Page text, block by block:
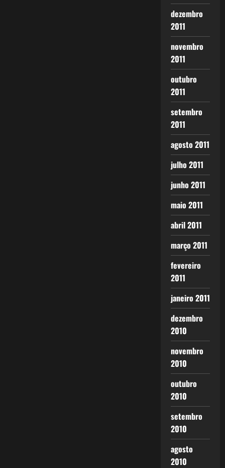
dezembro
2011
novembro
2011
outubro
2011
setembro
2011
agosto 2011
julho 2011
junho 2011
maio 2011
abril 2011
março 2011
fevereiro
2011
janeiro 2011
dezembro
2010
novembro
2010
outubro
2010
setembro
2010
agosto
2010